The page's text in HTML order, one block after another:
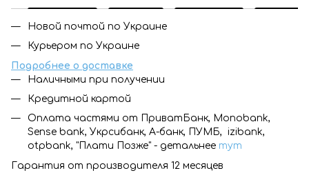
Новой почтой по Украине
Курьером по Украине
Подробнее о доставке
Наличными при получении
Кредитной картой
Оплата частями от ПриватБанк, Monobank,
Sense bank, Укрсибанк, А-банк, ПУМБ, izibank,
otpbank, "Плати Позже" - детальнее тут
Гарантия от производителя 12 месяцев